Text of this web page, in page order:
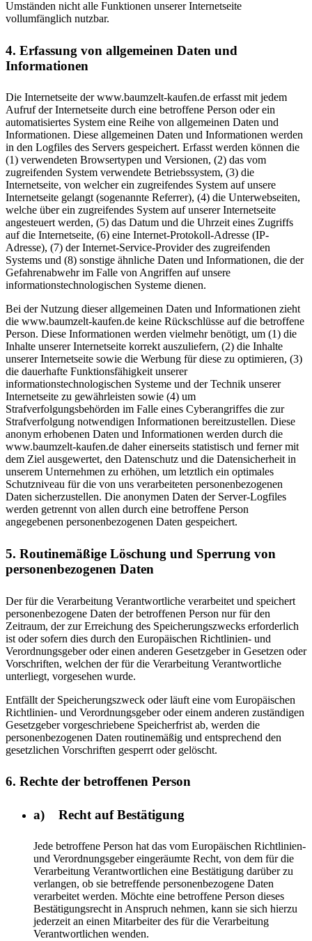
Umständen nicht alle Funktionen unserer Internetseite
vollumfänglich nutzbar.
4. Erfassung von allgemeinen Daten und
Informationen
Die Internetseite der www.baumzelt-kaufen.de erfasst mit jedem
Aufruf der Internetseite durch eine betroffene Person oder ein
automatisiertes System eine Reihe von allgemeinen Daten und
Informationen. Diese allgemeinen Daten und Informationen werden
in den Logfiles des Servers gespeichert. Erfasst werden können die
(1) verwendeten Browsertypen und Versionen, (2) das vom
zugreifenden System verwendete Betriebssystem, (3) die
Internetseite, von welcher ein zugreifendes System auf unsere
Internetseite gelangt (sogenannte Referrer), (4) die Unterwebseiten,
welche über ein zugreifendes System auf unserer Internetseite
angesteuert werden, (5) das Datum und die Uhrzeit eines Zugriffs
auf die Internetseite, (6) eine Internet-Protokoll-Adresse (IP-
Adresse), (7) der Internet-Service-Provider des zugreifenden
Systems und (8) sonstige ähnliche Daten und Informationen, die der
Gefahrenabwehr im Falle von Angriffen auf unsere
informationstechnologischen Systeme dienen.
Bei der Nutzung dieser allgemeinen Daten und Informationen zieht
die www.baumzelt-kaufen.de keine Rückschlüsse auf die betroffene
Person. Diese Informationen werden vielmehr benötigt, um (1) die
Inhalte unserer Internetseite korrekt auszuliefern, (2) die Inhalte
unserer Internetseite sowie die Werbung für diese zu optimieren, (3)
die dauerhafte Funktionsfähigkeit unserer
informationstechnologischen Systeme und der Technik unserer
Internetseite zu gewährleisten sowie (4) um
Strafverfolgungsbehörden im Falle eines Cyberangriffes die zur
Strafverfolgung notwendigen Informationen bereitzustellen. Diese
anonym erhobenen Daten und Informationen werden durch die
www.baumzelt-kaufen.de daher einerseits statistisch und ferner mit
dem Ziel ausgewertet, den Datenschutz und die Datensicherheit in
unserem Unternehmen zu erhöhen, um letztlich ein optimales
Schutzniveau für die von uns verarbeiteten personenbezogenen
Daten sicherzustellen. Die anonymen Daten der Server-Logfiles
werden getrennt von allen durch eine betroffene Person
angegebenen personenbezogenen Daten gespeichert.
5. Routinemäßige Löschung und Sperrung von
personenbezogenen Daten
Der für die Verarbeitung Verantwortliche verarbeitet und speichert
personenbezogene Daten der betroffenen Person nur für den
Zeitraum, der zur Erreichung des Speicherungszwecks erforderlich
ist oder sofern dies durch den Europäischen Richtlinien- und
Verordnungsgeber oder einen anderen Gesetzgeber in Gesetzen oder
Vorschriften, welchen der für die Verarbeitung Verantwortliche
unterliegt, vorgesehen wurde.
Entfällt der Speicherungszweck oder läuft eine vom Europäischen
Richtlinien- und Verordnungsgeber oder einem anderen zuständigen
Gesetzgeber vorgeschriebene Speicherfrist ab, werden die
personenbezogenen Daten routinemäßig und entsprechend den
gesetzlichen Vorschriften gesperrt oder gelöscht.
6. Rechte der betroffenen Person
a) Recht auf Bestätigung
Jede betroffene Person hat das vom Europäischen Richtlinien-
und Verordnungsgeber eingeräumte Recht, von dem für die
Verarbeitung Verantwortlichen eine Bestätigung darüber zu
verlangen, ob sie betreffende personenbezogene Daten
verarbeitet werden. Möchte eine betroffene Person dieses
Bestätigungsrecht in Anspruch nehmen, kann sie sich hierzu
jederzeit an einen Mitarbeiter des für die Verarbeitung
Verantwortlichen wenden.